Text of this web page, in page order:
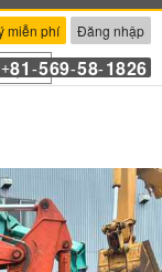
miễn phí Đăng nhập
+81 -569-58-1826